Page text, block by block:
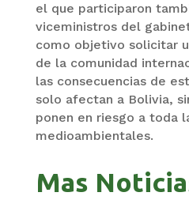
el que participaron
viceministros del
como objetivo solicitar
de la comunidad
las consecuencias de
solo afectan a Bolivia,
ponen en riesgo a toda
medioambientales.
Mas